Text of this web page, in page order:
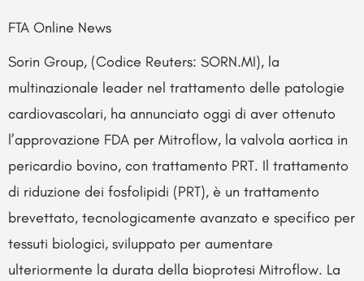
FTA Online News
Sorin Group, (Codice Reuters: SORN.MI), la
multinazionale leader nel trattamento delle patologie
cardiovascolari, ha annunciato oggi di aver ottenuto
l’approvazione FDA per Mitroflow, la valvola aortica in
pericardio bovino, con trattamento PRT. Il trattamento
di riduzione dei fosfolipidi (PRT), è un trattamento
brevettato, tecnologicamente avanzato e specifico per
tessuti biologici, sviluppato per aumentare
ulteriormente la durata della bioprotesi Mitroflow. La